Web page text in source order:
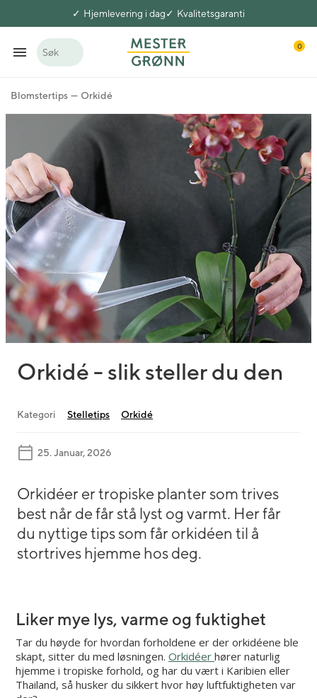
Hjemlevering i dag Kvalitetsgaranti
Søk
0
Blomstertips Orkidé
Orkidé - slik steller du den
25. Januar, 2026
Kategori Stelletips Orkidé
Orkidéer er tropiske planter som trives
best når de får stå lyst og varmt. Her får
du nyttige tips som får orkidéen til å
stortrives hjemme hos deg.
Liker mye lys, varme og fuktighet
Tar du høyde for hvordan forholdene er der orkidéene ble
skapt, sitter du med løsningen. Orkidéer hører naturlig
hjemme i tropiske forhold, og har du vært i Karibien eller
Thailand, så husker du sikkert hvor høy luftfuktigheten var